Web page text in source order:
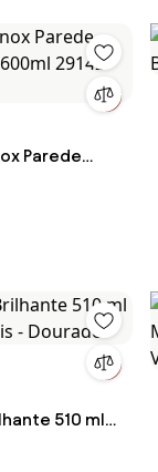
Parede
29142
510 ml
- Dourado